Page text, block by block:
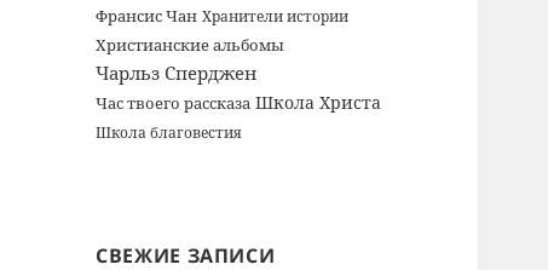
Франсис Чан Хранители истории
Христианские альбомы
Чарльз Сперджен
Час твоего рассказа Школа Христа
Школа благовестия
СВЕЖИЕ ЗАПИСИ